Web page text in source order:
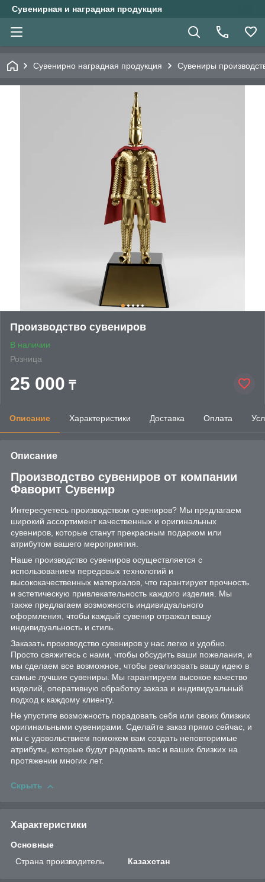
Сувенирная и наградная продукция
Сувенирно наградная продукция Сувениры
Производство сувениров
В наличии
Розница
25 000 ₸
Описание Характеристики Доставка Оплата
Описание
Производство сувениров от компании
Фаворит Сувенир
Интересуетесь производством сувениров? Мы предлагаем
широкий ассортимент качественных и оригинальных
сувениров, которые станут прекрасным подарком или
атрибутом вашего мероприятия.
Наше производство сувениров осуществляется с
использованием передовых технологий и
высококачественных материалов, что гарантирует прочность
и эстетическую привлекательность каждого изделия. Мы
также предлагаем возможность индивидуального
оформления, чтобы каждый сувенир отражал вашу
индивидуальность и стиль.
Заказать производство сувениров у нас легко и удобно.
Просто свяжитесь с нами, чтобы обсудить ваши пожелания, и
мы сделаем все возможное, чтобы реализовать вашу идею в
самые лучшие сувениры. Мы гарантируем высокое качество
изделий, оперативную обработку заказа и индивидуальный
подход к каждому клиенту.
Не упустите возможность порадовать себя или своих близких
оригинальными сувенирами. Сделайте заказ прямо сейчас, и
мы с удовольствием поможем вам создать неповторимые
атрибуты, которые будут радовать вас и ваших близких на
протяжении многих лет.
Скрыть
Характеристики
Основные
Страна производитель
Казахстан